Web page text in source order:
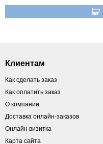
Клиентам
Как сделать заказ
Как оплатить заказ
О компании
Доставка онлайн-заказов
Онлайн визитка
Карта сайта